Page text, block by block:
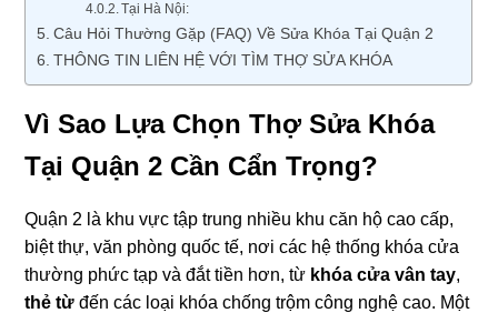
Tại Hà Nội:
Câu Hỏi Thường Gặp (FAQ) Về Sửa Khóa Tại Quận 2
THÔNG TIN LIÊN HỆ VỚI TÌM THỢ SỬA KHÓA
Vì Sao Lựa Chọn Thợ Sửa Khóa
Tại Quận 2 Cần Cẩn Trọng?
Quận 2 là khu vực tập trung nhiều khu căn hộ cao cấp,
biệt thự, văn phòng quốc tế, nơi các hệ thống khóa cửa
thường phức tạp và đắt tiền hơn, từ khóa cửa vân tay,
thẻ từ đến các loại khóa chống trộm công nghệ cao. Một